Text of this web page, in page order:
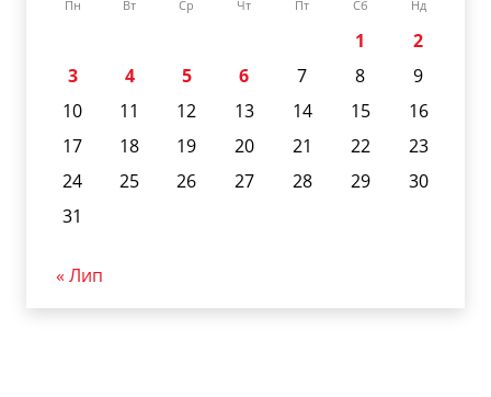
Пн Вт Ср Чт Пт Сб Нд
1
2
3
4 5 6 7 8
9
10
11 12 13 14 15
16
17
18 19 20 21 22
23
24
25 26 27 28 29
30
31
« Лип